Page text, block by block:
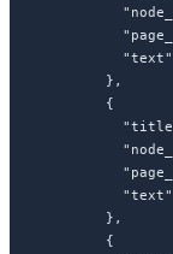
          "text"
        },
        {
          "text"
        },
        {